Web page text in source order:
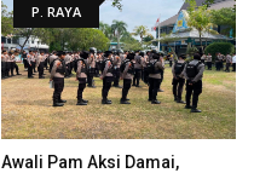
P. RAYA
Awali Pam Aksi Damai,